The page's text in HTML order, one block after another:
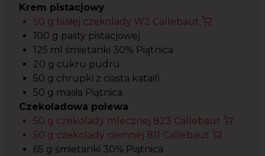
Krem pistacjowy
50 g białej czekolady W2 Callebaut
100 g pasty pistacjowej
125 ml śmietanki 30% Piątnica
20 g cukru pudru
50 g chrupki z ciasta kataifi
50 g masła Piątnica
Czekoladowa polewa
50 g czekolady mlecznej 823 Callebaut
50 g czekolady ciemnej 811 Callebaut
65 g śmietanki 30% Piątnica